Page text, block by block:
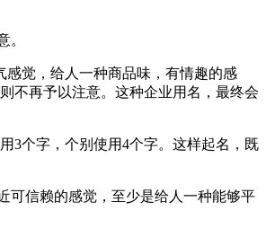
。
觉，给人一种商品味，有情趣的感
不再予以注意。这种企业用名，最终会
3个字，个别使用4个字。这样起名，既
可信赖的感觉，至少是给人一种能够平